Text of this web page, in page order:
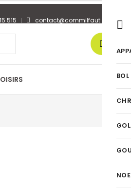
515
contact@commilfaut.fr
BOL